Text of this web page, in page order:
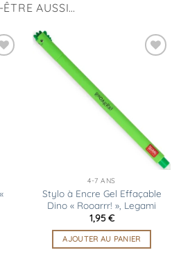
AUSSI…
4-7 ANS
Stylo à Encre Gel Effaçable
Dino « Rooarrr! », Legami
1,95€
AJOUTER AU PANIER